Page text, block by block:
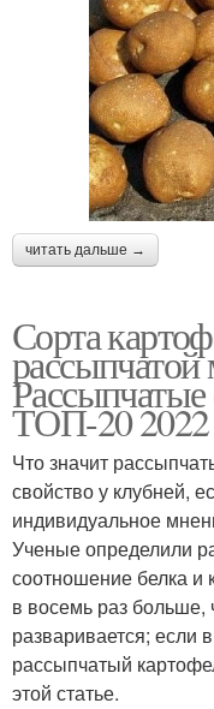
читать дальше →
Сорта
Рассыпчатые
ТОП-20 2022
Что значит
свойство у клубней,
индивидуальное
Ученые определили
соотношение белка и
в восемь раз больше,
разваривается; если
рассыпчатый
этой статье.